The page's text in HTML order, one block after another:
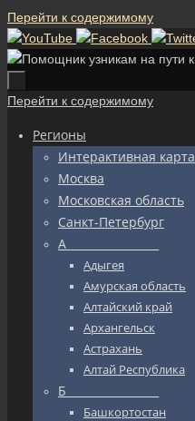
Перейти к содержимому
Перейти к содержимому
Регионы
Интерактивная карта
Москва
Московская область
Санкт-Петербург
А_________________
Адыгея
Амурская область
Алтайский край
Архангельск
Астрахань
Алтай Республика
Б_________________
Башкортостан